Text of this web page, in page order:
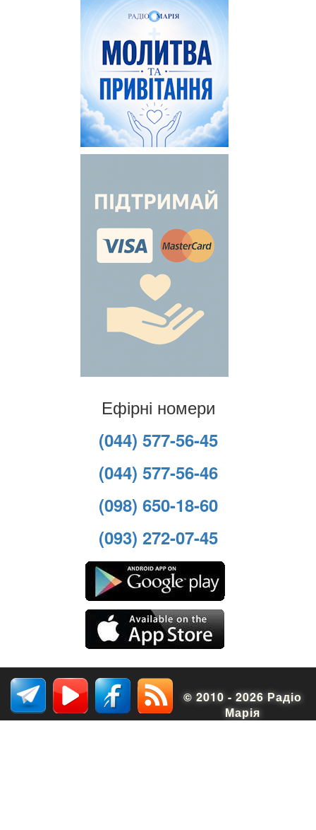
Ефірні номери
(044) 577-56-45
(044) 577-56-46
(098) 650-18-60
(093) 272-07-45
© 2010 - 2026 Радіо
Марія